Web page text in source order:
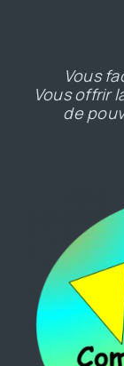
Vous
Vous offrir
de